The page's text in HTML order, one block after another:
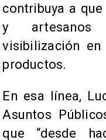
contribuya a
y artesanos
visibilización
productos.
En esa línea,
Asuntos
que “desde